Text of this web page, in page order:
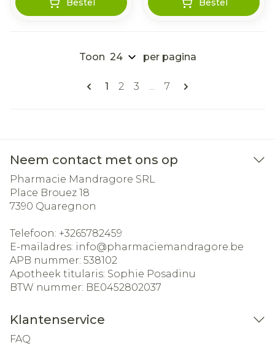
Bestel Bestel
Pagina's
U lees momenteel pagina
1 Pagina
2 Pagina
3 ... Pagina
7
Toon per pagina
Neem contact met ons op
Pharmacie Mandragore SRL
Place Brouez 18
7390 Quaregnon
Telefoon: +3265782459
E-mailadres: info@pharmaciemandragore.be
APB nummer: 538102
Apotheek titularis: Sophie Posadinu
BTW nummer: BE0452802037
Klantenservice
FAQ